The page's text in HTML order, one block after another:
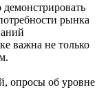
рынка
важна не только
опросы об уровне